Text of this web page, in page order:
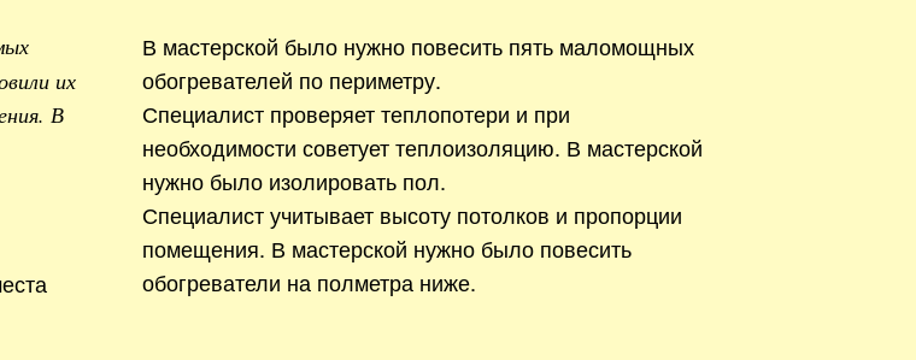
их
В
В мастерской было нужно повесить пять маломощных
обогревателей по периметру.
Специалист проверяет теплопотери и при
необходимости советует теплоизоляцию. В мастерской
нужно было изолировать пол.
Специалист учитывает высоту потолков и пропорции
помещения. В мастерской нужно было повесить
обогреватели на полметра ниже.